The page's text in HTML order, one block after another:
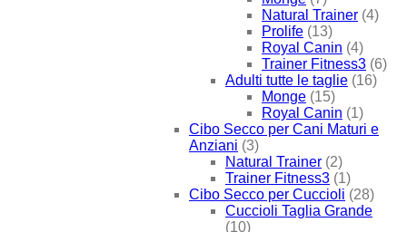
Natural Trainer (4)
Prolife (13)
Royal Canin (4)
Trainer Fitness3 (6)
Adulti tutte le taglie (16)
Monge (15)
Royal Canin (1)
Cibo Secco per Cani Maturi e
Anziani (3)
Natural Trainer (2)
Trainer Fitness3 (1)
Cibo Secco per Cuccioli (28)
Cuccioli Taglia Grande
(10)